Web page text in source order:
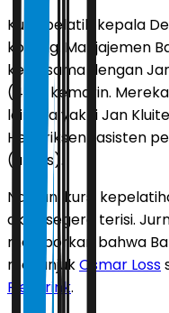
Kursi pelatih kepala
kosong. Manjajemen
kerja sama dengan
(4/7) kemarin.
lainnya yakni Jan
Hendriksen (asisten
(analis).
Namun, kursi
akan segera terisi.
melaporkan bahwa
menunjukOsmar Loss
Riekerink.